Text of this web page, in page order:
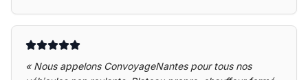
« Nous appelons ConvoyageNantes pour tous nos